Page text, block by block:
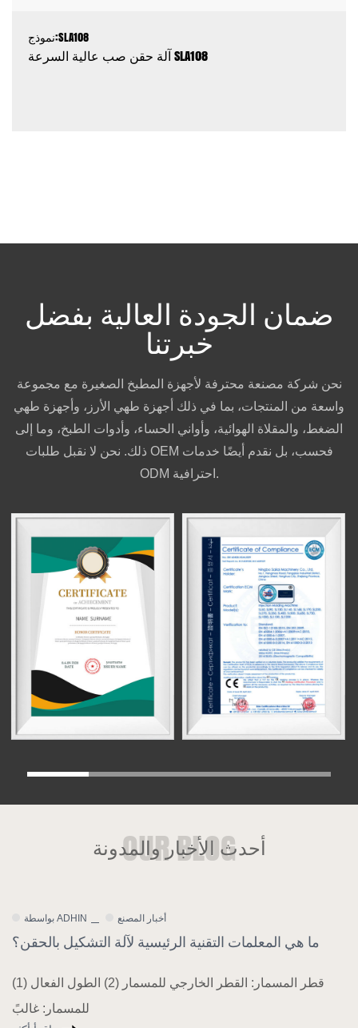
نموذج:SLA108
آلة حقن صب عالية السرعة SLA108
ضمان الجودة العالية بفضل
خبرتنا
نحن شركة مصنعة محترفة لأجهزة المطبخ الصغيرة مع مجموعة
واسعة من المنتجات، بما في ذلك أجهزة طهي الأرز، وأجهزة طهي
الضغط، والمقلاة الهوائية، وأواني الحساء، وأدوات الطبخ، وما إلى
ذلك. نحن لا نقبل طلبات OEM فحسب، بل نقدم أيضًا خدمات
ODM احترافية.
أحدث الأخبار والمدونة
ما هي
بواسطة ADHIN
البلاستيكية القابلة للتحلل: الاتجاه